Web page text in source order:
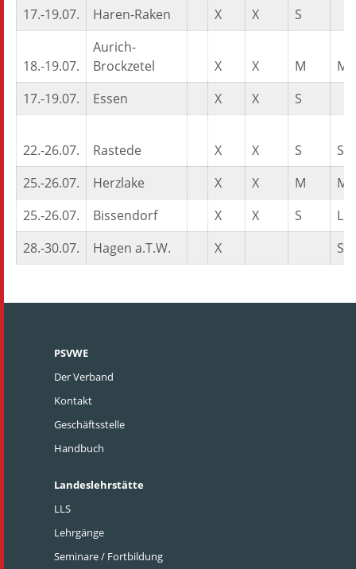
17.-19.07.
Haren-Raken X X S
18.-19.07.
Aurich-
Brockzetel
X X M
M
17.-19.07.
Essen X X S
22.-26.07. Rastede X X S
S
25.-26.07.
Herzlake X X M
M
25.-26.07.
Bissendorf X X S
L
28.-30.07.
Hagen a.T.W. X S
PSVWE
Der Verband
Kontakt
Geschäftsstelle
Handbuch
Landeslehrstätte
LLS
Lehrgänge
Seminare / Fortbildung